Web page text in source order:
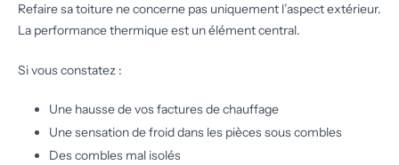
Refaire sa toiture ne concerne pas uniquement l’aspect extérieur.
La performance thermique est un élément central.
Si vous constatez :
Une hausse de vos factures de chauffage
Une sensation de froid dans les pièces sous combles
Des combles mal isolés